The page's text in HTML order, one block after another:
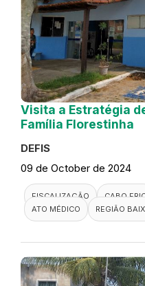
Visita a Estratégia
Família Florestinha
DEFIS
09 de October de 2024
FISCALIZAÇÃO CABO
ATO MÉDICO
REGIÃO